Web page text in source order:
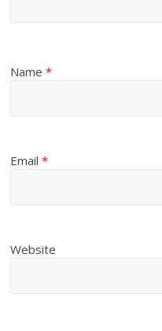
Name*
Email*
Website